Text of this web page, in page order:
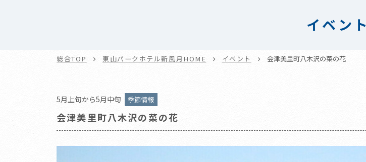
イベント
総合TOP 東山パークホテル新風月HOME イベント 会津美里町八木沢の菜の花
5月上旬から5月中旬 季節情報
会津美里町八木沢の菜の花